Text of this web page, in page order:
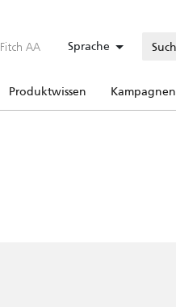
Fitch AA Sprache
Produktwissen Kampagnen